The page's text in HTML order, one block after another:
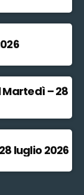
Martedì – 28
luglio 2026